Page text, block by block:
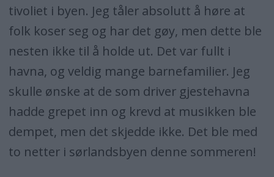
tivoliet i byen. Jeg tåler absolutt å høre at
folk koser seg og har det gøy, men dette ble
nesten ikke til å holde ut. Det var fullt i
havna, og veldig mange barnefamilier. Jeg
skulle ønske at de som driver gjestehavna
hadde grepet inn og krevd at musikken ble
dempet, men det skjedde ikke. Det ble med
to netter i sørlandsbyen denne sommeren!